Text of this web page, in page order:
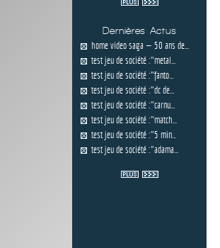
Dernières Actus
home video saga — 50 ans de...
test jeu de société :"metal...
test jeu de société :"fanto...
test jeu de société :"dc de...
test jeu de société :"carnu...
test jeu de société :"match...
test jeu de société :"5 min...
test jeu de société :"adama...